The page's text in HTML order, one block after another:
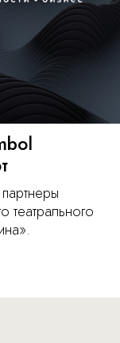
театрального